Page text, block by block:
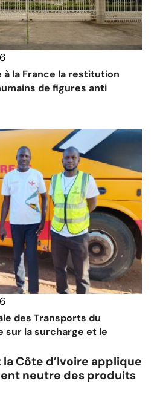
à la France la restitution
de figures anti
des Transports du
sur la surcharge et le
Côte d’Ivoire applique
neutre des produits